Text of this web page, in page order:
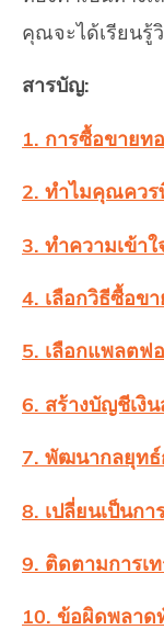
คุณจะได้เรียนรู้
สารบัญ:
1. การซื้อขายท
2. ทำไมคุณคว
3. ทำความเข้า
4. เลือกวิธีซื้อข
5. เลือกแพลตฟ
6. สร้างบัญชีเงิ
7. พัฒนากลยุทธ์
8. เปลี่ยนเป็นก
9. ติดตามการเ
10. ข้อผิดพลาด